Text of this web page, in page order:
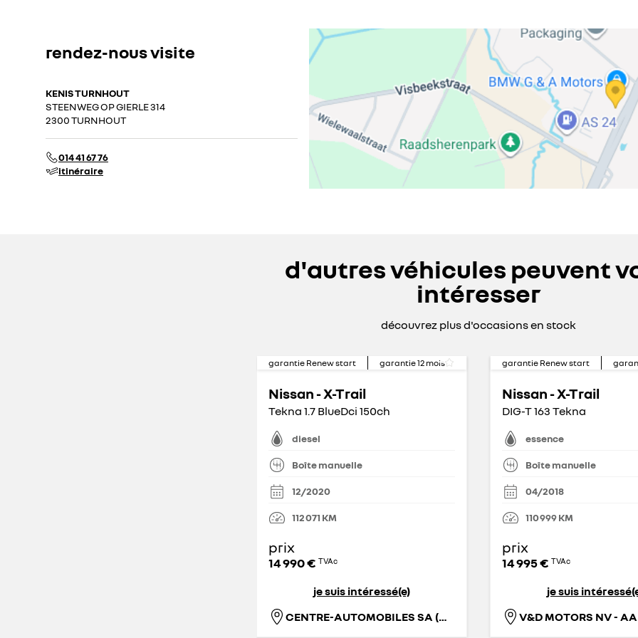
rendez-nous visite
KENIS TURNHOUT
STEENWEG OP GIERLE 314
2300 TURNHOUT
014 41 67 76
itinéraire
d'autres véhicules peuvent
intéresser
découvrez plus d'occasions en stock
garantie Renew start garantie12 mois
Nissan - X-Trail
Tekna 1.7 BlueDci 150ch
diesel
Boîte manuelle
12/2020
112 071 KM
prix
14 990 € TVAc
je suis intéressé(e)
CENTRE-AUTOMOBILES SA (MONS)
garantie Renew start
Nissan - X-Trail
DIG-T 163 Tekna
essence
Boîte manuelle
04/2018
110 999KM
prix
14 995 € TVAc
je suis
V&D MOTORS NV -